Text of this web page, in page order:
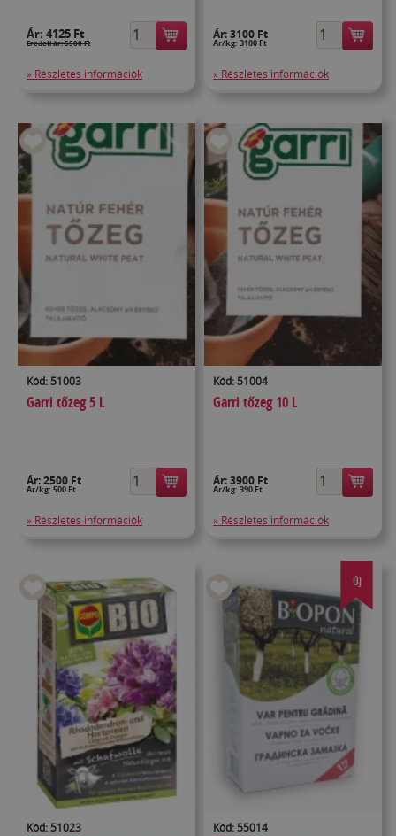
Ár: 4125 Ft
Eredeti ár: 5500 Ft
» Részletes információk
Ár:3100 Ft
Ár/kg: 3100 Ft
» Részletes információk
Kód: 51003
Garri tőzeg 5 L
Ár:2500 Ft
Ár/kg: 500 Ft
» Részletes információk
Kód: 51004
Garri tőzeg 10 L
Ár:3900 Ft
Ár/kg: 390 Ft
» Részletes információk
Kód: 51023
ÚJ
Kód: 55014